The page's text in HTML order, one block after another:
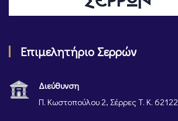
Επιμελητήριο Σερρών
Διεύθυνση
Π. Κωστοπούλου 2, Σέρρες Τ. Κ. 62122